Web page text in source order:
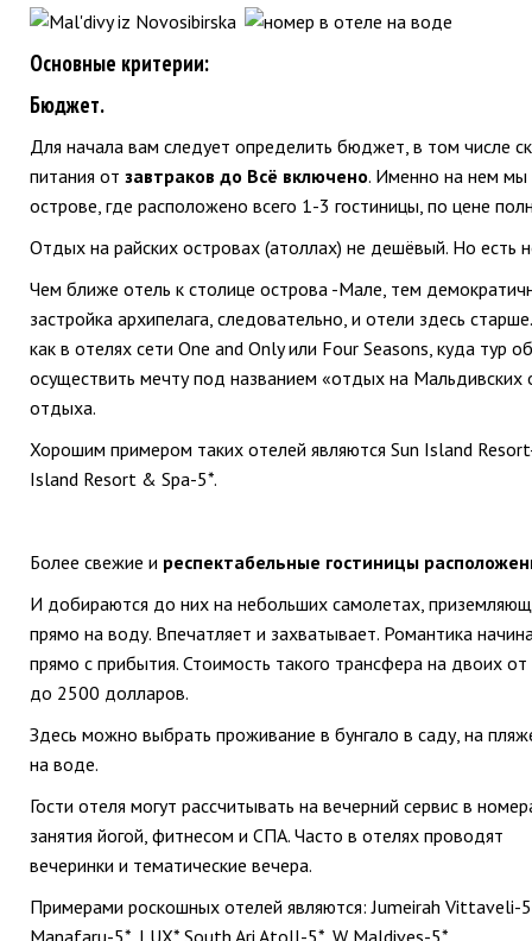
Основные критерии:
Бюджет.
Для начала вам следует определить бюджет, в том числе
питания от завтраков до Всё включено. Именно на нем мы
острове, где расположено всего 1-3 гостиницы, по цене
Отдых на райских островах (атоллах) не дешёвый. Но есть
Чем ближе отель к столице острова -Мале, тем
застройка архипелага, следовательно, и отели здесь
как в отелях сети One and Only или Four Seasons, куда
осуществить мечту под названием «отдых на
отдыха.
Хорошим примером таких отелей являются Sun Island
Island Resort & Spa-5*.
Более свежие и респектабельные гостиницы
И добираются до них на небольших самолетах,
прямо на воду. Впечатляет и захватывает. Романтика
прямо с прибытия. Стоимость такого трансфера на двоих
до 2500 долларов.
Здесь можно выбрать проживание в бунгало в саду, на
на воде.
Гости отеля могут рассчитывать на вечерний сервис в
занятия йогой, фитнесом и СПА. Часто в отелях проводят
вечеринки и тематические вечера.
Примерами роскошных отелей являются: Jumeirah Vittaveli-
Manafaru-5*, LUX* South Ari Atoll-5*, W Maldives-5*